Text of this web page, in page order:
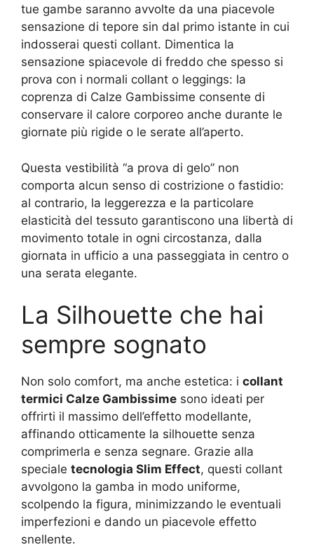
tue gambe saranno avvolte da una piacevole
sensazione di tepore sin dal primo istante in cui
indosserai questi collant. Dimentica la
sensazione spiacevole di freddo che spesso si
prova con i normali collant o leggings: la
coprenza di Calze Gambissime consente di
conservare il calore corporeo anche durante le
giornate più rigide o le serate all’aperto.
Questa vestibilità “a prova di gelo” non
comporta alcun senso di costrizione o fastidio:
al contrario, la leggerezza e la particolare
elasticità del tessuto garantiscono una libertà di
movimento totale in ogni circostanza, dalla
giornata in ufficio a una passeggiata in centro o
una serata elegante.
La Silhouette che hai
sempre sognato
Non solo comfort, ma anche estetica: i collant
termici Calze Gambissime sono ideati per
offrirti il massimo dell’effetto modellante,
affinando otticamente la silhouette senza
comprimerla e senza segnare. Grazie alla
speciale tecnologia Slim Effect, questi collant
avvolgono la gamba in modo uniforme,
scolpendo la figura, minimizzando le eventuali
imperfezioni e dando un piacevole effetto
snellente.